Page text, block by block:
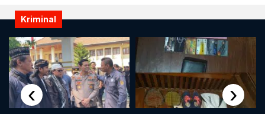
Kriminal
‹ ›